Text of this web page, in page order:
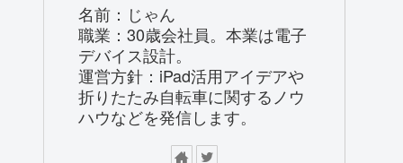
名前：じゃん
職業：30歳会社員。本業は電子
デバイス設計。
運営方針：iPad活用アイデアや
折りたたみ自転車に関するノウ
ハウなどを発信します。